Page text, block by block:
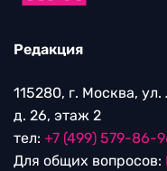
Редакция
115280, г. Москва,
д. 26, этаж 2
тел: +7 (499) 579-86-
Для общих вопросов: